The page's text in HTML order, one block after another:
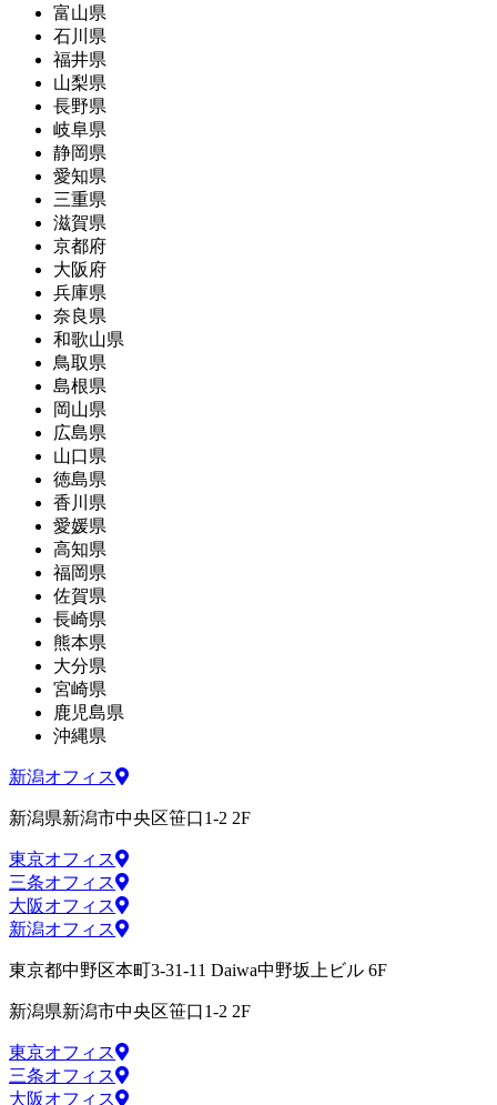
富山県
石川県
福井県
山梨県
長野県
岐阜県
静岡県
愛知県
三重県
滋賀県
京都府
大阪府
兵庫県
奈良県
和歌山県
鳥取県
島根県
岡山県
広島県
山口県
徳島県
香川県
愛媛県
高知県
福岡県
佐賀県
長崎県
熊本県
大分県
宮崎県
鹿児島県
沖縄県
新潟オフィス
新潟県新潟市中央区笹口1-2 2F
東京オフィス
三条オフィス
大阪オフィス
新潟オフィス
東京都中野区本町3-31-11 Daiwa中野坂上ビル 6F
新潟県新潟市中央区笹口1-2 2F
東京オフィス
三条オフィス
大阪オフィス